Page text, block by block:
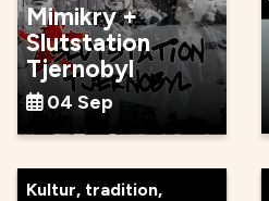
Mimikry +
Slutstation
Tjernobyl
04 Sep
Kultur, tradition,